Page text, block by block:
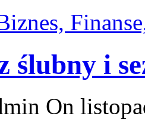
ślubny i
On